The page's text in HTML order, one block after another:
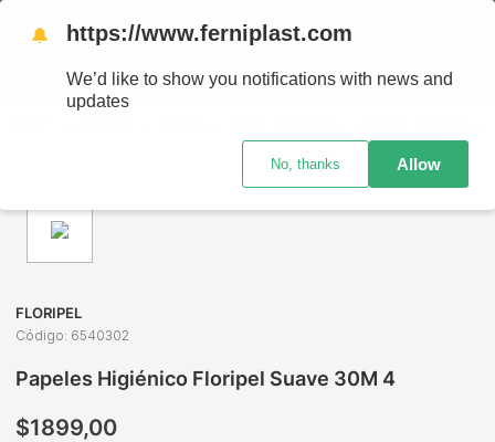
FLORIPEL
Código: 6540302
Papeles Higiénico Floripel Suave 30M 4
$1899,00
🔔 https://www.ferniplast.com
We’d like to show you notifications with news and
updates
No, thanks Allow